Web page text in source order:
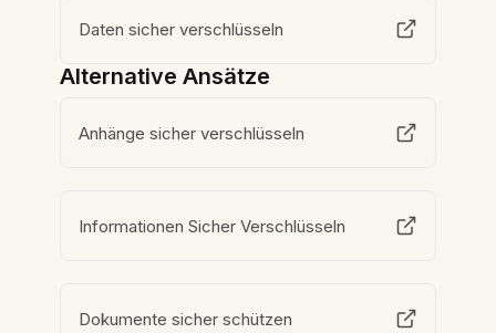
Daten sicher verschlüsseln
Alternative Ansätze
Anhänge sicher verschlüsseln
Informationen Sicher Verschlüsseln
Dokumente sicher schützen